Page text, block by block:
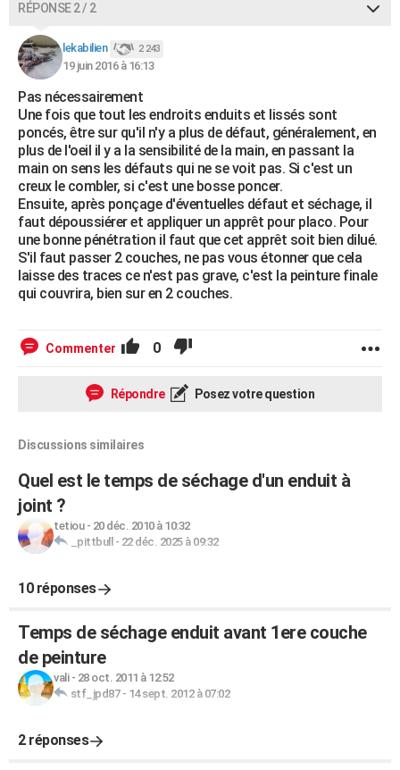
RÉPONSE 2 / 2
lekabilien 2 243
19 juin 2016 à 16:13
Pas nécessairement
Une fois que tout les endroits enduits et lissés sont
poncés, être sur qu'il n'y a plus de défaut, généralement, en
plus de l'oeil il y a la sensibilité de la main, en passant la
main on sens les défauts qui ne se voit pas. Si c'est un
creux le combler, si c'est une bosse poncer.
Ensuite, après ponçage d'éventuelles défaut et séchage, il
faut dépoussiérer et appliquer un apprêt pour placo. Pour
une bonne pénétration il faut que cet apprêt soit bien dilué.
S'il faut passer 2 couches, ne pas vous étonner que cela
laisse des traces ce n'est pas grave, c'est la peinture finale
qui couvrira, bien sur en 2 couches.
Commenter 0
Répondre Posez votre question
Discussions similaires
Quel est le temps de séchage d'un enduit à
joint ?
tetiou- 20 déc. 2010 à 10:32
_pittbull - 22 déc. 2025 à 09:32
10 réponses
Temps de séchage enduit avant 1ere couche
de peinture
vali- 28 oct. 2011 à 12:52
stf_jpd87- 14 sept. 2012 à 07:02
2 réponses